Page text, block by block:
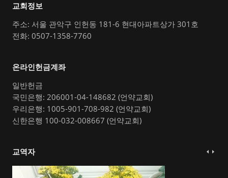
교회정보
주소: 서울 관악구 인헌동 181-6 현대아파트상가 301호
전화: 0507-1358-7760
온라인헌금계좌
일반헌금
국민은행: 206001-04-148682 (언약교회)
우리은행: 1005-901-708-982 (언약교회)
신한은행 100-032-008667 (언약교회)
교역자